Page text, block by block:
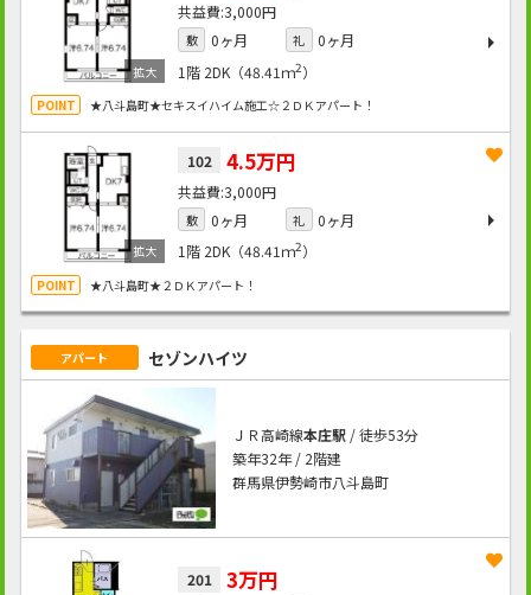
3,000円
敷 0ヶ月 礼
0ヶ月
1階 2DK（48.41ｍ2）
★八斗島町★セキスイハイム施工☆２ＤＫアパート！
102 4.5万円
3,000円
敷 0ヶ月 礼
0ヶ月
1階 2DK（48.41ｍ2）
★八斗島町★２ＤＫアパート！
アパート セゾンハイツ
ＪＲ高崎線本庄駅/ 徒歩53分
築年32年 / 2階建
群馬県伊勢崎市八斗島町
201 3万円